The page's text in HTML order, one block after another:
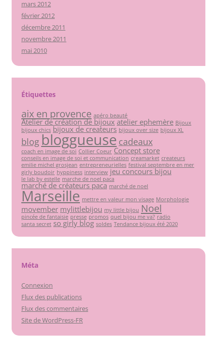
mars 2012
février 2012
décembre 2011
novembre 2011
mai 2010
Étiquettes
aix en provence apéro beauté
Atelier de création de bijoux atelier ephemère Bijoux
bijoux chics bijoux de createurs bijoux over size bijoux XL
blogbloggueuse cadeaux
coach en image de soi Collier Coeur Concept store
conseils en image de soi et communication creamarket createurs
emilie michel grosjean entrepreneurielles festival septembre en mer
girly boudoir hyppiness interview jeu concours bijou
le lab by estelle marche de noel paca
marché de créateurs paca marché de noel
Marseille mettre en valeur mon visage Morphologie
movember mylittlebijou my little bijou Noel
pincée de fantaisie presse promos quel bijou me va? radio
santa secret so girly blog soldes Tendance bijoux été 2020
Méta
Connexion
Flux des publications
Flux des commentaires
Site de WordPress-FR